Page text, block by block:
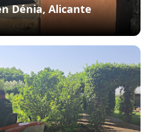
Dénia, Alicante